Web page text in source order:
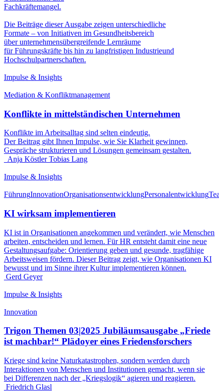
Fachkräftemangel.
Die Beiträge dieser Ausgabe zeigen unterschiedliche
Formate – von Initiativen im Gesundheitsbereich
über unternehmensübergreifende Lernräume
für Führungskräfte bis hin zu langfristigen Industrieund
Hochschulpartnerschaften.
Impulse & Insights
Mediation & Konfliktmanagement
Konflikte in mittelständischen Unternehmen
Konflikte im Arbeitsalltag sind selten eindeutig.
Der Beitrag gibt Ihnen Impulse, wie Sie Klarheit gewinnen,
Gespräche strukturieren und Lösungen gemeinsam gestalten.
Anja Köstler Tobias Lang
Impulse & Insights
FührungInnovationOrganisationsentwicklungPersonalentwicklung
KI wirksam implementieren
KI ist in Organisationen angekommen und verändert, wie Menschen
arbeiten, entscheiden und lernen. Für HR entsteht damit eine neue
Gestaltungsaufgabe: Orientierung geben und gesunde, tragfähige
Arbeitsweisen fördern. Dieser Beitrag zeigt, wie Organisationen KI
bewusst und im Sinne ihrer Kultur implementieren können.
Gerd Geyer
Impulse & Insights
Innovation
Trigon Themen 03|2025 Jubiläumsausgabe „Friede
ist machbar!“ Plädoyer eines Friedensforschers
Kriege sind keine Naturkatastrophen, sondern werden durch
Interaktionen von Menschen und Institutionen gemacht, wenn sie
bei Differenzen nach der „Kriegslogik“ agieren und reagieren.
Friedrich Glasl